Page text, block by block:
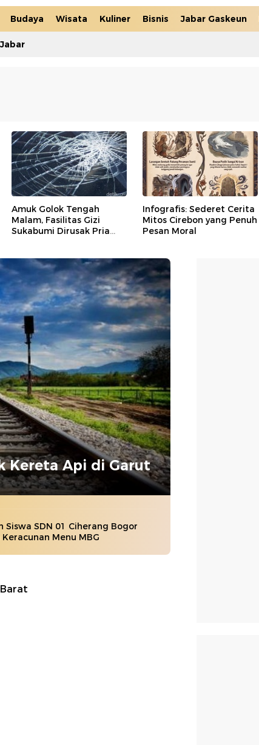
Budaya Wisata Kuliner Bisnis Jabar Gaskeun
Amuk Golok Tengah
Malam, Fasilitas Gizi
Sukabumi Dirusak Pria
Infografis: Sederet Cerita
Mitos Cirebon yang Penuh
Pesan Moral
Kereta Api di Garut
Siswa SDN 01 Ciherang Bogor
Menu MBG